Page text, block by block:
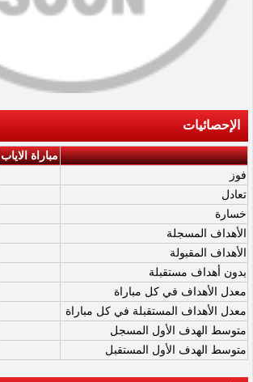
الإحصائيات
مباراة الاياب
فوز
تعادل
خسارة
الأهداف المسجلة
الأهداف المقبولة
بدون أهداف مستقبلة
معدل الأهداف في كل مباراة
معدل الأهداف المستقبلة في كل مباراة
متوسط الهدف الأول المسجل
متوسط الهدف الأول المستقبل